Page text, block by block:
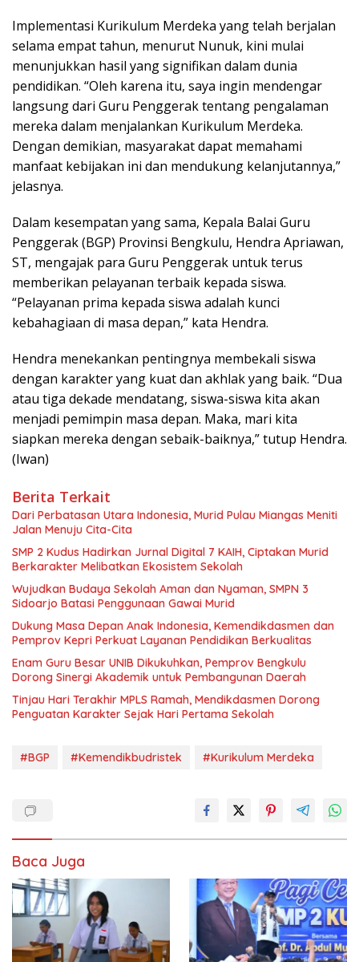
Implementasi Kurikulum Merdeka yang telah berjalan
selama empat tahun, menurut Nunuk, kini mulai
menunjukkan hasil yang signifikan dalam dunia
pendidikan. “Oleh karena itu, saya ingin mendengar
langsung dari Guru Penggerak tentang pengalaman
mereka dalam menjalankan Kurikulum Merdeka.
Dengan demikian, masyarakat dapat memahami
manfaat kebijakan ini dan mendukung kelanjutannya,”
jelasnya.
Dalam kesempatan yang sama, Kepala Balai Guru
Penggerak (BGP) Provinsi Bengkulu, Hendra Apriawan,
ST, mengajak para Guru Penggerak untuk terus
memberikan pelayanan terbaik kepada siswa.
“Pelayanan prima kepada siswa adalah kunci
kebahagiaan di masa depan,” kata Hendra.
Hendra menekankan pentingnya membekali siswa
dengan karakter yang kuat dan akhlak yang baik. “Dua
atau tiga dekade mendatang, siswa-siswa kita akan
menjadi pemimpin masa depan. Maka, mari kita
siapkan mereka dengan sebaik-baiknya,” tutup Hendra.
(Iwan)
Berita Terkait
Dari Perbatasan Utara Indonesia, Murid Pulau Miangas Meniti
Jalan Menuju Cita-Cita
SMP 2 Kudus Hadirkan Jurnal Digital 7 KAIH, Ciptakan Murid
Berkarakter Melibatkan Ekosistem Sekolah
Wujudkan Budaya Sekolah Aman dan Nyaman, SMPN 3
Sidoarjo Batasi Penggunaan Gawai Murid
Dukung Masa Depan Anak Indonesia, Kemendikdasmen dan
Pemprov Kepri Perkuat Layanan Pendidikan Berkualitas
Enam Guru Besar UNIB Dikukuhkan, Pemprov Bengkulu
Dorong Sinergi Akademik untuk Pembangunan Daerah
Tinjau Hari Terakhir MPLS Ramah, Mendikdasmen Dorong
Penguatan Karakter Sejak Hari Pertama Sekolah
#BGP #Kemendikbudristek #Kurikulum Merdeka
Baca Juga